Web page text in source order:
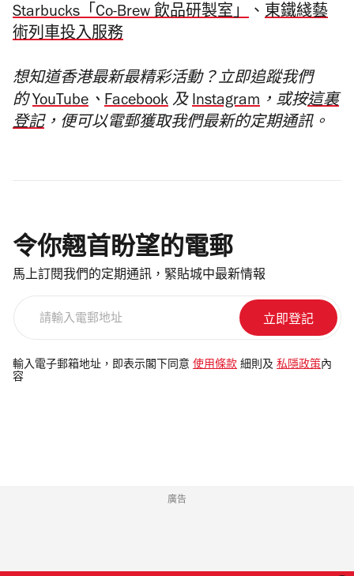
Starbucks「Co-Brew 飲品研製室」 、 東鐵綫藝
術列車投入服務
想知道香港最新最精彩活動？立即追蹤我們
的 YouTube 、 Facebook 及 Instagram ，或按這裏
登記，便可以電郵獲取我們最新的定期通訊。
令你翹首盼望的電郵
馬上訂閱我們的定期通訊，緊貼城中最新情報
電
郵
輸入電子郵箱地址，即表示閣下同意 使用條款 細則及 私隱政策 內
容
廣告